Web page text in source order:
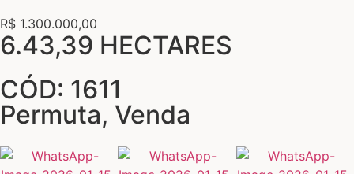
R$ 1.300.000,00
6.43,39 HECTARES
CÓD: 1611
Permuta, Venda